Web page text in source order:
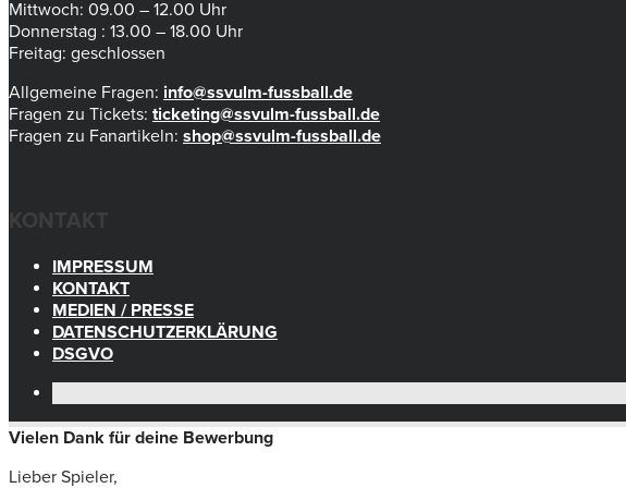
Mittwoch: 09.00 – 12.00 Uhr
Donnerstag : 13.00 – 18.00 Uhr
Freitag: geschlossen
Allgemeine Fragen: info@ssvulm-fussball.de
Fragen zu Tickets: ticketing@ssvulm-fussball.de
Fragen zu Fanartikeln: shop@ssvulm-fussball.de
KONTAKT
IMPRESSUM
KONTAKT
MEDIEN / PRESSE
DATENSCHUTZERKLÄRUNG
DSGVO
Vielen Dank für deine Bewerbung
Lieber Spieler,